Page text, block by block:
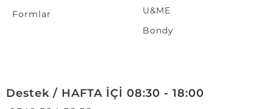
Formlar
U&ME
Bondy
Destek / HAFTA İÇİ 08:30 - 18:00